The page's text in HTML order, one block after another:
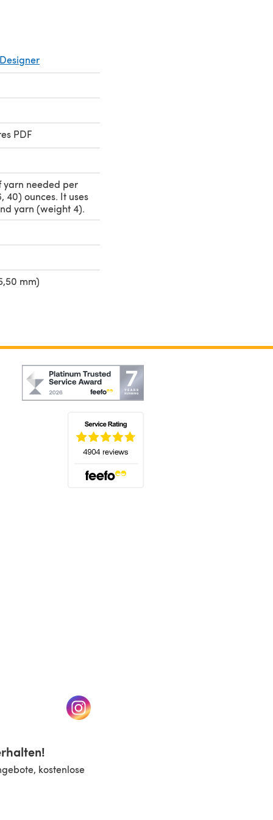
PDF
yarn needed per
40) ounces. It uses
yarn (weight 4).
mm)
neuen Tab)(öffnet sich in einem neuen Tab)
kostenlose